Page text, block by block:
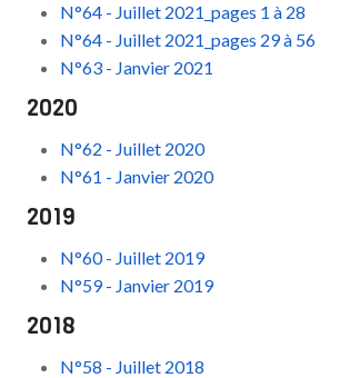
N°64 - Juillet 2021_pages 1 à 28
N°64 - Juillet 2021_pages 29 à 56
N°63 - Janvier 2021
2020
N°62 - Juillet 2020
N°61 - Janvier 2020
2019
N°60 - Juillet 2019
N°59 - Janvier 2019
2018
N°58 - Juillet 2018